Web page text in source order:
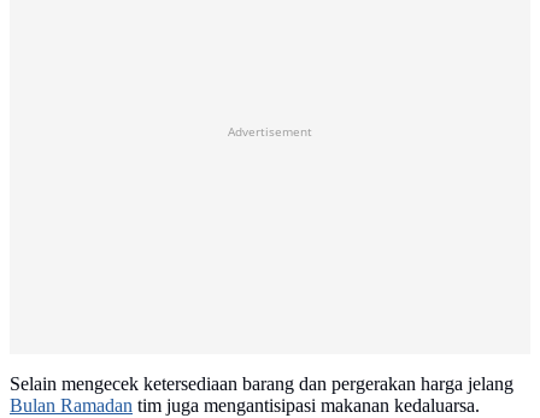
Advertisement
Selain mengecek ketersediaan barang dan pergerakan harga jelang
Bulan Ramadan tim juga mengantisipasi makanan kedaluarsa.